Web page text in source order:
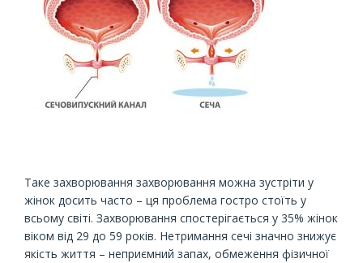
Таке захворювання захворювання можна зустріти у
жінок досить часто – ця проблема гостро стоїть у
всьому світі. Захворювання спостерігається у 35% жінок
віком від 29 до 59 років. Нетримання сечі значно знижує
якість життя – неприємний запах, обмеження фізичної